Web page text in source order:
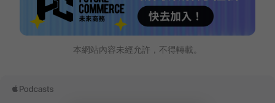
本網站內容未經允許，不得轉載。